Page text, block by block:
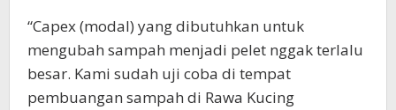
“Capex (modal) yang dibutuhkan untuk
mengubah sampah menjadi pelet nggak terlalu
besar. Kami sudah uji coba di tempat
pembuangan sampah di Rawa Kucing